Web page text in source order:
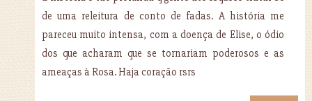
de uma releitura de conto de fadas. A história me
pareceu muito intensa, com a doença de Elise, o ódio
dos que acharam que se tornariam poderosos e as
ameaças à Rosa. Haja coração rsrs